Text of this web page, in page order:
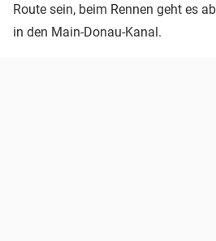
Route sein, beim Rennen geht es
in den Main-Donau-Kanal.